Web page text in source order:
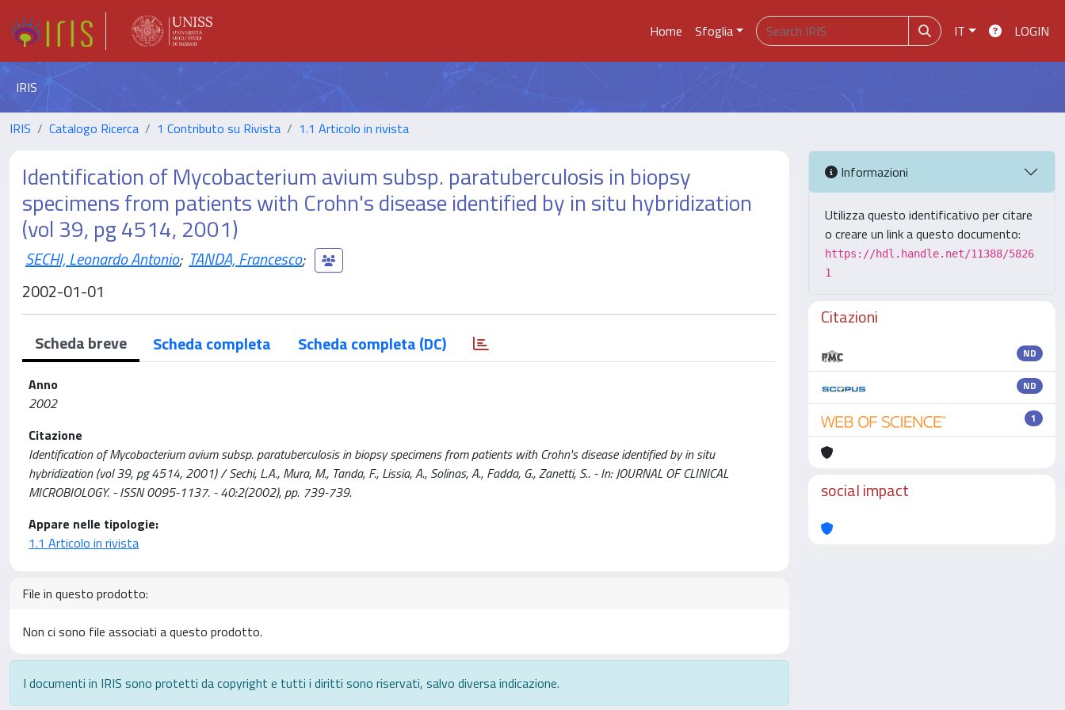
Home Sfoglia IT LOGIN
IRIS
IRIS Catalogo Ricerca 1 Contributo su Rivista 1.1 Articolo in rivista
Identification of Mycobacterium avium subsp. paratuberculosis in biopsy
specimens from patients with Crohn's disease identified by in situ hybridization
(vol 39, pg 4514, 2001)
SECHI, Leonardo Antonio; TANDA, Francesco;
2002-01-01
Scheda breve Scheda completa Scheda completa (DC)
Anno
2002
Citazione
Identification of Mycobacterium avium subsp. paratuberculosis in biopsy specimens from patients with Crohn's disease identified by in situ
hybridization (vol 39, pg 4514, 2001) / Sechi, L.A., Mura, M., Tanda, F., Lissia, A., Solinas, A., Fadda, G., Zanetti, S.. - In: JOURNAL OF CLINICAL
MICROBIOLOGY. - ISSN 0095-1137. - 40:2(2002), pp. 739-739.
Appare nelle tipologie:
1.1 Articolo in rivista
File in questo prodotto:
Non ci sono file associati a questo prodotto.
I documenti in IRIS sono protetti da copyright e tutti i diritti sono riservati, salvo diversa indicazione.
Informazioni
Utilizza questo identificativo per citare
o creare un link a questo documento:
https://hdl.handle.net/11388/5826
1
Citazioni
ND
ND
1
social impact